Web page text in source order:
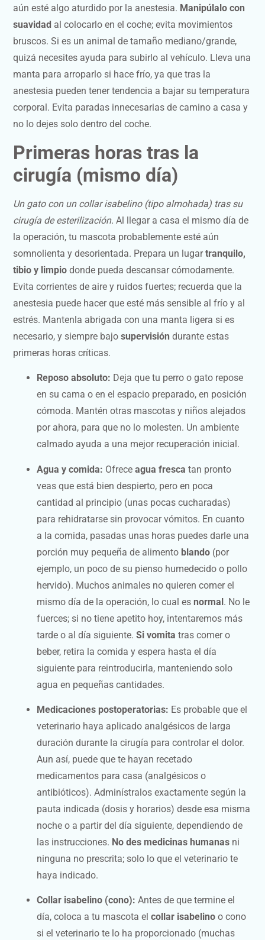
aún esté algo aturdido por la anestesia. Manipúlalo con
suavidad al colocarlo en el coche; evita movimientos
bruscos. Si es un animal de tamaño mediano/grande,
quizá necesites ayuda para subirlo al vehículo. Lleva una
manta para arroparlo si hace frío, ya que tras la
anestesia pueden tener tendencia a bajar su temperatura
corporal. Evita paradas innecesarias de camino a casa y
no lo dejes solo dentro del coche.
Primeras horas tras la
cirugía (mismo día)
Un gato con un collar isabelino (tipo almohada) tras su
cirugía de esterilización. Al llegar a casa el mismo día de
la operación, tu mascota probablemente esté aún
somnolienta y desorientada. Prepara un lugartranquilo,
tibio y limpio donde pueda descansar cómodamente.
Evita corrientes de aire y ruidos fuertes; recuerda que la
anestesia puede hacer que esté más sensible al frío y al
estrés. Mantenla abrigada con una manta ligera si es
necesario, y siempre bajosupervisión durante estas
primeras horas críticas.
Reposo absoluto: Deja que tu perro o gato repose
en su cama o en el espacio preparado, en posición
cómoda. Mantén otras mascotas y niños alejados
por ahora, para que no lo molesten. Un ambiente
calmado ayuda a una mejor recuperación inicial.
Agua y comida: Ofreceagua fresca tan pronto
veas que está bien despierto, pero en poca
cantidad al principio (unas pocas cucharadas)
para rehidratarse sin provocar vómitos. En cuanto
a la comida, pasadas unas horas puedes darle una
porción muy pequeña de alimento blando (por
ejemplo, un poco de su pienso humedecido o pollo
hervido). Muchos animales no quieren comer el
mismo día de la operación, lo cual esnormal. No le
fuerces; si no tiene apetito hoy, intentaremos más
tarde o al día siguiente.Si vomita tras comer o
beber, retira la comida y espera hasta el día
siguiente para reintroducirla, manteniendo solo
agua en pequeñas cantidades.
Medicaciones postoperatorias: Es probable que el
veterinario haya aplicado analgésicos de larga
duración durante la cirugía para controlar el dolor.
Aun así, puede que te hayan recetado
medicamentos para casa (analgésicos o
antibióticos). Adminístralos exactamente según la
pauta indicada (dosis y horarios) desde esa misma
noche o a partir del día siguiente, dependiendo de
las instrucciones. No des medicinas humanas ni
ninguna no prescrita; solo lo que el veterinario te
haya indicado.
Collar isabelino (cono): Antes de que termine el
día, coloca a tu mascota elcollar isabelino o cono
si el veterinario te lo ha proporcionado (muchas